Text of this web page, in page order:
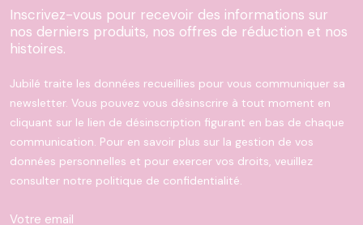
Inscrivez-vous pour recevoir des informations sur
nos derniers produits, nos offres de réduction et nos
histoires.
Jubilé traite les données recueillies pour vous communiquer sa
newsletter. Vous pouvez vous désinscrire à tout moment en
cliquant sur le lien de désinscription figurant en bas de chaque
communication. Pour en savoir plus sur la gestion de vos
données personnelles et pour exercer vos droits, veuillez
consulter notre politique de confidentialité.
Votre email